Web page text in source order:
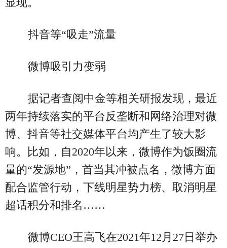
抖音等“吸走”流量
微博吸引力变弱
据记者查阅中金等相关研报发现，最近
两年持续落实的平台反垄断和网络治理对微
博、抖音等社交媒体平台均产生了较大影
响。比如，自2020年以来，微博作为饭圈流
量的“发源地”，首当其冲被点名，微博方面
配合监管行动，下线明星势力榜、取消明星
超话积分和排名……
微博CEO王高飞在2021年12月27日举办